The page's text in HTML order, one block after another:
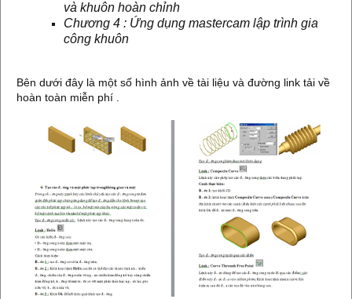
và khuôn hoàn chỉnh
Chương 4 : Ứng dụng mastercam lập trình gia
công khuôn
Bên dưới đây là một số hình ảnh về tài liệu và đường link tải về
hoàn toàn miễn phí .